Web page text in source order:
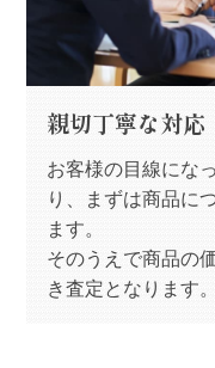
親切丁寧な対応
お客様の目線にな
り、まずは商品に
ます。
そのうえで商品の
き査定となります。